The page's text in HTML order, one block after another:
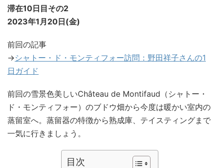
滞在10日目その2
2023年1月20日(金)
前回の記事
→シャトー・ド・モンティフォー訪問：野田祥子さんの1
日ガイド
前回の雪景色美しいChâteau de Montifaud（シャトー・
ド・モンティフォー）のブドウ畑から今度は暖かい室内の
蒸留室へ。蒸留器の特徴から熟成庫、テイスティングまで
一気に行きましょう。
目次